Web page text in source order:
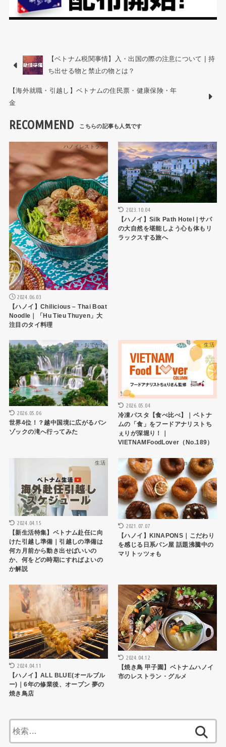
【ベトナム税関事情】入・出国の際の注意について | 持
ち出せる物と禁止の物とは？
【海外就職・引越し】ベトナムの住民票・健康保険・年
金
RECOMMEND
ハノイレストラン
2024.06.03
【ハノイ】Chilicious – Thai Boat
Noodle｜「Hu Tieu Thuyen」大
注目のタイ料理
生活
2023.10.04
【ハノイ】Silk Path Hotel | サパ
の大自然を堪能しよう心も体もリ
ラックスする旅へ
旅・おでかけ
2026.05.06
世界4位！？越中国境に広がるバン
ゾックの滝へ行ってみた
生活
2026.05.04
冷凍パスタ【食べ比べ】｜ベトナ
ムの「食」をフードアナリストち
ぇりが深堀り！｜
VIETNAMFoodLover（No.189）
生活
2024.04.15
【新生活特集】ベトナム赴任に向
けた引越し準備｜引越しの準備は
何カ月前から動き出せばいいの
か、何をどの時期にすればよいの
か解説
ショップ・お店
2021.07.07
【ハノイ】KINAPONS｜こだわり
を感じる日系パン屋 話題沸騰中の
マリトッツォも
ハノイレストラン
2024.04.11
【ハノイ】ALL BLUE(オールブル
ー)｜6年の修業後、オープン 夢の
焼き鳥店
ハノイレストラン
2024.04.12
【焼き鳥 甲子園】ベトナムハノイ
市のレストラン・グルメ
索: